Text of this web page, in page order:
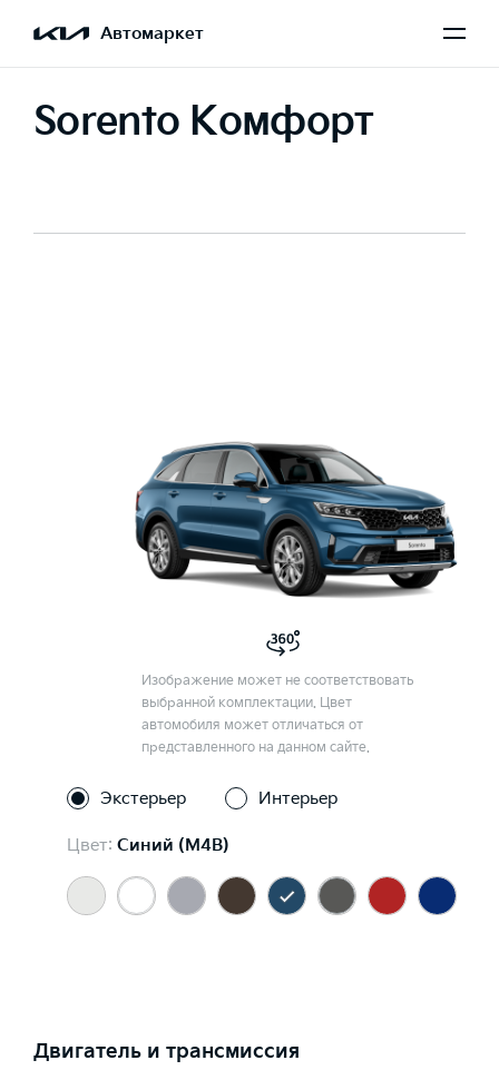
Автомаркет
Sorento Комфорт
Изображение может не соответствовать
выбранной комплектации. Цвет
автомобиля может отличаться от
представленного на данном сайте.
Экстерьер Интерьер
Цвет: Синий (M4B)
Двигатель и трансмиссия